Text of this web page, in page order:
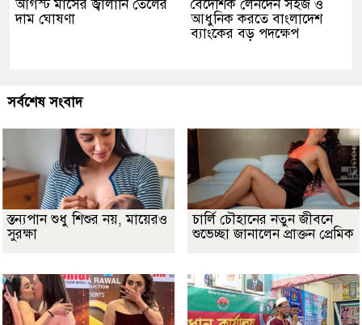
আগস্ট মাসের জ্বালানি তেলের
দাম ঘোষণা
বৈদেশিক লেনদেন সহজ ও
আধুনিক করতে বাংলাদেশ
ব্যাংকের বড় পদক্ষেপ
সর্বশেষ সংবাদ
স্তন্যপান শুধু শিশুর নয়, মায়েরও
সুরক্ষা
চার্লি চৌহানের নতুন জীবনে
শুভেচ্ছা জানালেন প্রাক্তন প্রেমিক